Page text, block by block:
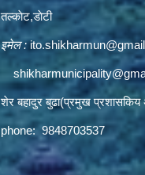
तल्काेट,डाेटी
इमेल :
शेर बहादुर बुढा(प्रमुख
phone: 9848703537